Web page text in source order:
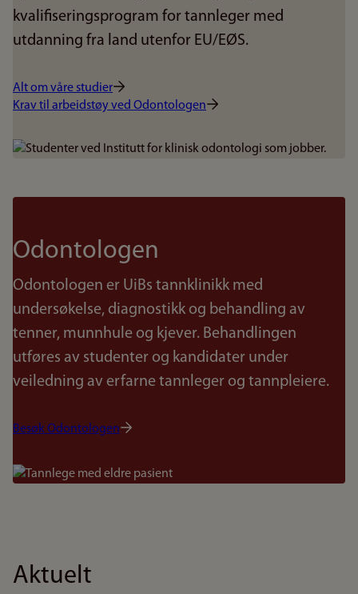
kvalifiseringsprogram for tannleger med
utdanning fra land utenfor EU/EØS.
Alt om våre studier
Krav til arbeidstøy ved Odontologen
Bilde
Odontologen
Odontologen er UiBs tannklinikk med
undersøkelse, diagnostikk og behandling av
tenner, munnhule og kjever. Behandlingen
utføres av studenter og kandidater under
veiledning av erfarne tannleger og tannpleiere.
Besøk Odontologen
Bilde
Aktuelt